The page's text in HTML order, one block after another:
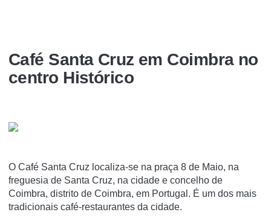
Café Santa Cruz em Coimbra no
centro Histórico
O Café Santa Cruz localiza-se na praça 8 de Maio, na
freguesia de Santa Cruz, na cidade e concelho de
Coimbra, distrito de Coimbra, em Portugal. É um dos mais
tradicionais café-restaurantes da cidade.